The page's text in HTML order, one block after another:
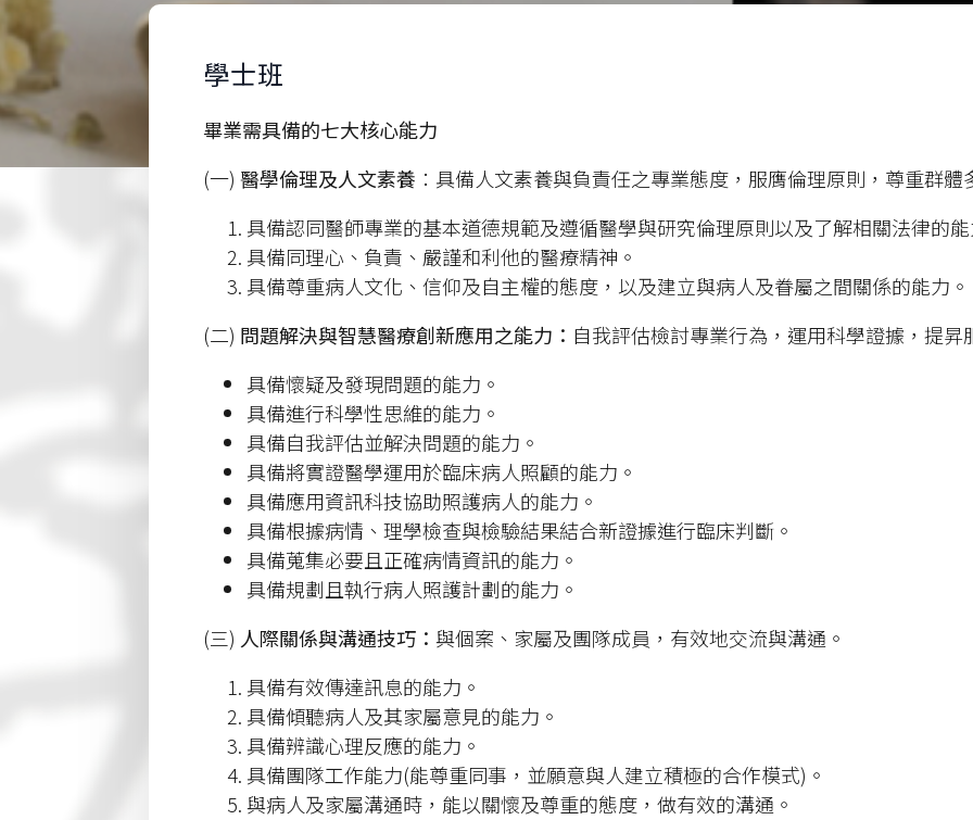
學士班
畢業需具備的七大核心能力
(一) 醫學倫理及人文素養 ：具備人文素養與負責任之專業態度，服膺倫理原則，尊重群體
具備認同醫師專業的基本道德規範及遵循醫學與研究倫理原則以及了解相關法律的
具備同理心、負責、嚴謹和利他的醫療精神。
具備尊重病人文化、信仰及自主權的態度，以及建立與病人及眷屬之間關係的能力。
(二) 問題解決與智慧醫療創新應用之能力： 自我評估檢討專業行為，運用科學證據，提昇
具備懷疑及發現問題的能力。
具備進行科學性思維的能力。
具備自我評估並解決問題的能力。
具備將實證醫學運用於臨床病人照顧的能力。
具備應用資訊科技協助照護病人的能力。
具備根據病情、理學檢查與檢驗結果結合新證據進行臨床判斷。
具備蒐集必要且正確病情資訊的能力。
具備規劃且執行病人照護計劃的能力。
(三) 人際關係與溝通技巧： 與個案、家屬及團隊成員，有效地交流與溝通。
具備有效傳達訊息的能力。
具備傾聽病人及其家屬意見的能力。
具備辨識心理反應的能力。
具備團隊工作能力(能尊重同事，並願意與人建立積極的合作模式)。
與病人及家屬溝通時，能以關懷及尊重的態度，做有效的溝通。